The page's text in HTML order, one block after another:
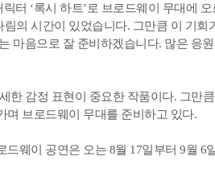
터 ‘록시 하트’로 브로드웨이 무대에
의 시간이 있었습니다. 그만큼 이 기회
마음으로 잘 준비하겠습니다. 많은 응
한 감정 표현이 중요한 작품이다. 그만
며 브로드웨이 무대를 준비하고 있다.
웨이 공연은 오는 8월 17일부터 9월 6